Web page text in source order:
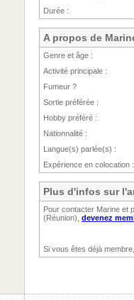
Durée :
A propos de
Genre et âge :
Activité principale :
Fumeur ?
Sortie préférée :
Hobby préféré :
Nationnalité :
Langue(s) parlée(s) :
Expérience en colocation :
Plus d'infos sur
Pour contacter Marine et
(Réunion), devenez
Si vous êtes déjà